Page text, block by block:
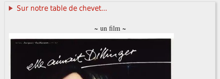
Sur notre table de chevet...
~ un film ~